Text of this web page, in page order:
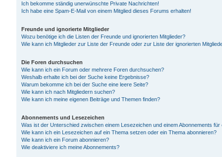
Ich bekomme ständig unerwünschte Private Nachrichten!
Ich habe eine Spam-E-Mail von einem Mitglied dieses Forums erhalten!
Freunde und ignorierte Mitglieder
Wozu benötige ich die Listen der Freunde und ignorierten Mitglieder?
Wie kann ich Mitglieder zur Liste der Freunde oder zur Liste der ignorierten
Die Foren durchsuchen
Wie kann ich ein Forum oder mehrere Foren durchsuchen?
Weshalb erhalte ich bei der Suche keine Ergebnisse?
Warum bekomme ich bei der Suche eine leere Seite?
Wie kann ich nach Mitgliedern suchen?
Wie kann ich meine eigenen Beiträge und Themen finden?
Abonnements und Lesezeichen
Was ist der Unterschied zwischen einem Lesezeichen und einem Abonnements
Wie kann ich ein Lesezeichen auf ein Thema setzen oder ein Thema abonnieren?
Wie kann ich ein Forum abonnieren?
Wie deaktiviere ich meine Abonnements?